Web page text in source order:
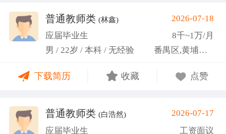
关活动。普通教师类 (林鑫)
2026-07-18
应届毕业生
8千~1万/月
男 / 22岁 / 本科 / 无经验
番禺区,黄埔区,越秀区
下载简历 收藏 点赞
普通教师类 (白浩然)
2026-07-17
应届毕业生
工资面议